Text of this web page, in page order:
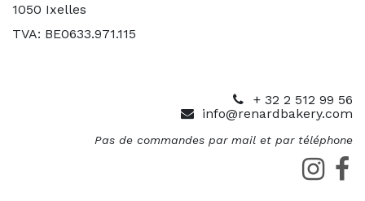
1050 Ixelles
TVA: BE0633.971.115
+ 32 2 512 99 56
info@renardbakery.com
Pas de commandes par mail et par téléphone